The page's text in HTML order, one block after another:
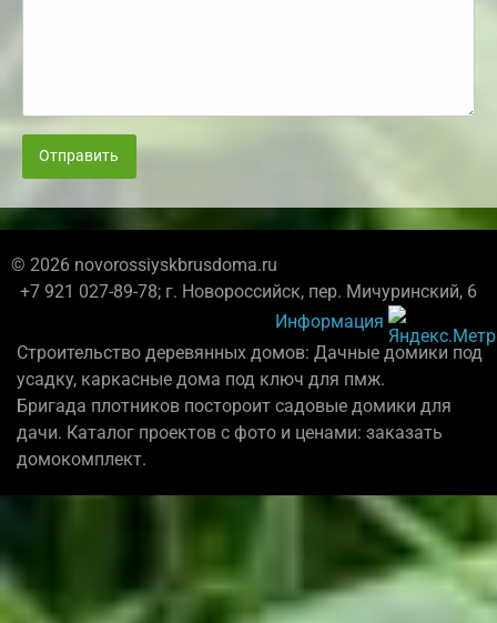
Отправить
© 2026 novorossiyskbrusdoma.ru
+7 921 027-89-78; г. Новороссийск, пер. Мичуринский, 6
Информация
Строительство деревянных домов: Дачные домики под
усадку, каркасные дома под ключ для пмж.
Бригада плотников постороит садовые домики для
дачи. Каталог проектов с фото и ценами: заказать
домокомплект.